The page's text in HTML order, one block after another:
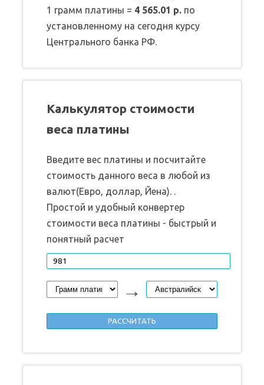
1 грамм платины = 4 565.01 р. по
установленному на сегодня курсу
Центрального банка РФ.
Калькулятор стоимости
веса платины
Введите вес платины и посчитайте
стоимость данного веса в любой из
валют(Евро, доллар, Йена). .
Простой и удобный конвертер
стоимости веса платины - быстрый и
понятный расчет
→